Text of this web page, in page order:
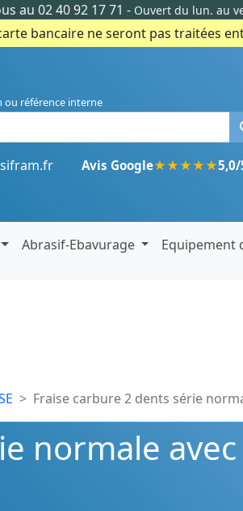
au 02 40 92 17 71 - Ouvert du lun. au
bancaire ne seront pas traitées
ou référence interne
Avis Google★★★★★5,0/
Abrasif-Ebavurage Equipement
Fraise carbure 2 dents série
normale